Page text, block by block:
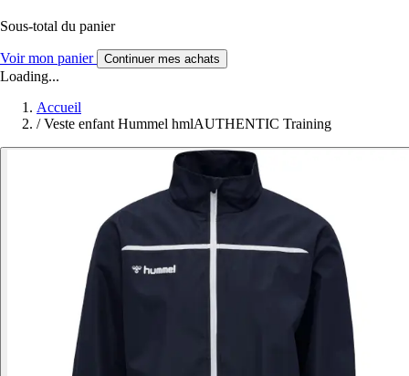
Sous-total du panier
Voir mon panier Continuer mes achats
Loading...
Accueil
/ Veste enfant Hummel hmlAUTHENTIC Training